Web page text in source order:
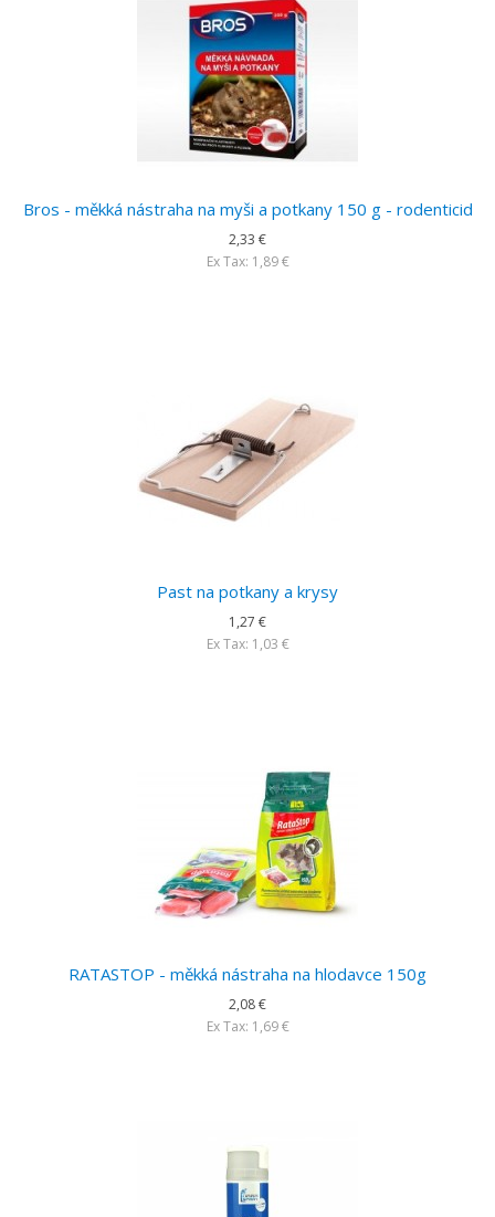
Bros - měkká nástraha na myši a potkany 150 g - rodenticid
2,33 €
Ex Tax: 1,89 €
Past na potkany a krysy
1,27 €
Ex Tax: 1,03 €
RATASTOP - měkká nástraha na hlodavce 150g
2,08 €
Ex Tax: 1,69 €